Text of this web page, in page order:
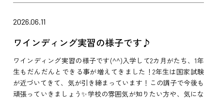
2026.06.11
ワインディング実習の様子です♪
ワインディング実習の様子です(^^)入学して2カ月がたち、1年
生もだんだんとできる事が増えてきました！2年生は国家試験
が近づいてきて、気が引き締まっています！この調子で今後も
頑張っていきましょう✨学校の雰囲気が知りたい方や、気にな